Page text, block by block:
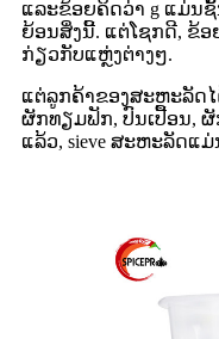
ແລະຂ້ອຍຄິດວ່າ g ແມ່ນ
ຍ້ອນສິ່ງນີ້. ແຕ່ໂຊກດີ, ຂ້
ກ່ຽວກັບແຫຼ່ງຕ່າງໆ.
ແຕ່ລູກຄ້າຂອງສະຫະລັດ
ຜັກທຽມຟັກ, ປົນເປື້ອນ,
ແລ້ວ, sieve ສະຫະລັດແ